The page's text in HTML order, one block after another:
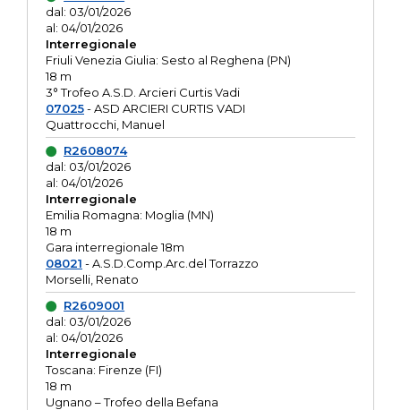
dal: 03/01/2026
al: 04/01/2026
Interregionale
Friuli Venezia Giulia: Sesto al Reghena (PN)
18 m
3° Trofeo A.S.D. Arcieri Curtis Vadi
07025- ASD ARCIERI CURTIS VADI
Quattrocchi, Manuel
R2608074
dal: 03/01/2026
al: 04/01/2026
Interregionale
Emilia Romagna: Moglia (MN)
18 m
Gara interregionale 18m
08021 - A.S.D.Comp.Arc.del Torrazzo
Morselli, Renato
R2609001
dal: 03/01/2026
al: 04/01/2026
Interregionale
Toscana: Firenze (FI)
18 m
Ugnano – Trofeo della Befana